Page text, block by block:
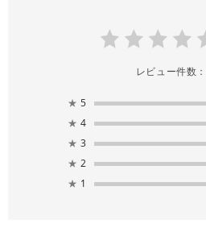
レビュー件数：
★ 5
★ 4
★ 3
★ 2
★ 1